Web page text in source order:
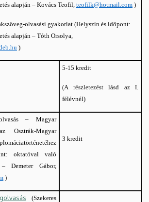
alapján – Kovács Teofil, teofilk@hotmail.com )
olvasási gyakorlat (Helyszín és időpont:
alapján – Tóth Orsolya,
)
5-15 kredit
(A részletezést lásd az I.
félévnél)
– Magyar
Osztrák-Magyar
oktatóval való
–Demeter Gábor,
)
3 kredit
(Szekeres